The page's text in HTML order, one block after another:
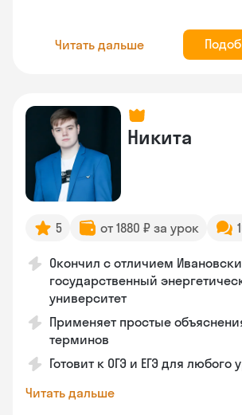
Читать дальше
Никита
5 от 1880 ₽ за урок
Окончил с отличием
государственный
университет
Применяет простые
терминов
Готовит к ОГЭ и ЕГЭ для любого
Читать дальше